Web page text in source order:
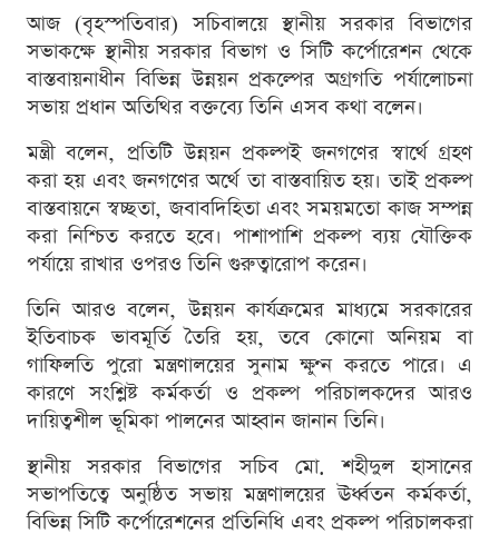
আজ (বৃহস্পতিবার) সচিবালয়ে স্থানীয় সরকার বিভাগের
সভাকক্ষে স্থানীয় সরকার বিভাগ ও সিটি কর্পোরেশন থেকে
বাস্তবায়নাধীন বিভিন্ন উন্নয়ন প্রকল্পের অগ্রগতি পর্যালোচনা
সভায় প্রধান অতিথির বক্তব্যে তিনি এসব কথা বলেন।
মন্ত্রী বলেন, প্রতিটি উন্নয়ন প্রকল্পই জনগণের স্বার্থে গ্রহণ
করা হয় এবং জনগণের অর্থে তা বাস্তবায়িত হয়। তাই প্রকল্প
বাস্তবায়নে স্বচ্ছতা, জবাবদিহিতা এবং সময়মতো কাজ সম্পন্ন
করা নিশ্চিত করতে হবে। পাশাপাশি প্রকল্প ব্যয় যৌক্তিক
পর্যায়ে রাখার ওপরও তিনি গুরুত্বারোপ করেন।
তিনি আরও বলেন, উন্নয়ন কার্যক্রমের মাধ্যমে সরকারের
ইতিবাচক ভাবমূর্তি তৈরি হয়, তবে কোনো অনিয়ম বা
গাফিলতি পুরো মন্ত্রণালয়ের সুনাম ক্ষুণ্ন করতে পারে। এ
কারণে সংশ্লিষ্ট কর্মকর্তা ও প্রকল্প পরিচালকদের আরও
দায়িত্বশীল ভূমিকা পালনের আহ্বান জানান তিনি।
স্থানীয় সরকার বিভাগের সচিব মো. শহীদুল হাসানের
সভাপতিত্বে অনুষ্ঠিত সভায় মন্ত্রণালয়ের ঊর্ধ্বতন কর্মকর্তা,
বিভিন্ন সিটি কর্পোরেশনের প্রতিনিধি এবং প্রকল্প পরিচালকরা